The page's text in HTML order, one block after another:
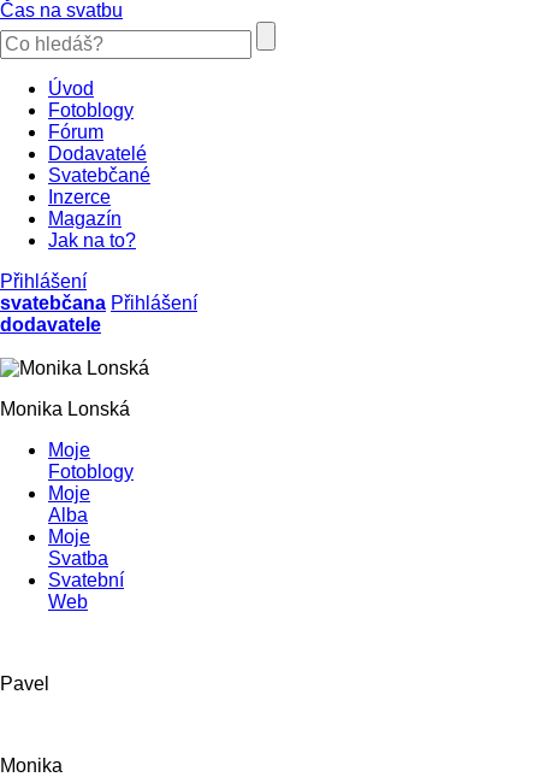
Čas na svatbu
Úvod
Fotoblogy
Fórum
Dodavatelé
Svatebčané
Inzerce
Magazín
Jak na to?
Přihlášení
svatebčana Přihlášení
dodavatele
Monika Lonská
Moje
Fotoblogy
Moje
Alba
Moje
Svatba
Svatební
Web
Pavel
Monika